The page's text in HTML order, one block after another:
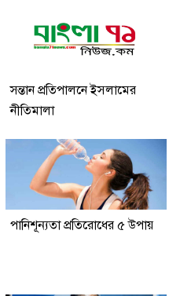
সন্তান প্রতিপালনে ইসলামের
নীতিমালা
পানিশূন্যতা প্রতিরোধের ৫ উপায়